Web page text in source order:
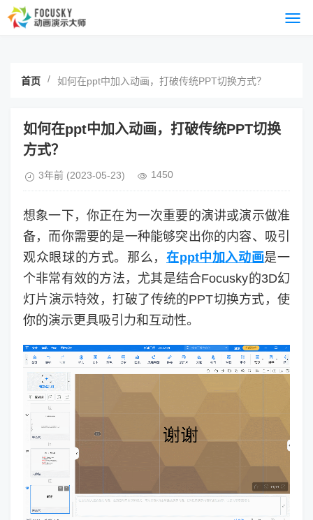
首页 / 如何在ppt中加入动画，打破传统PPT切换方式？
如何在ppt中加入动画，打破传统PPT切换
方式？
3年前 (2023-05-23) 1450
想象一下，你正在为一次重要的演讲或演示做准
备，而你需要的是一种能够突出你的内容、吸引
观众眼球的方式。那么， 在ppt中加入动画是一
个非常有效的方法，尤其是结合Focusky的3D幻
灯片演示特效，打破了传统的PPT切换方式，使
你的演示更具吸引力和互动性。